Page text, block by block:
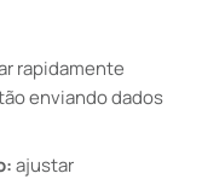
rapidamente
enviando dados
ajustar